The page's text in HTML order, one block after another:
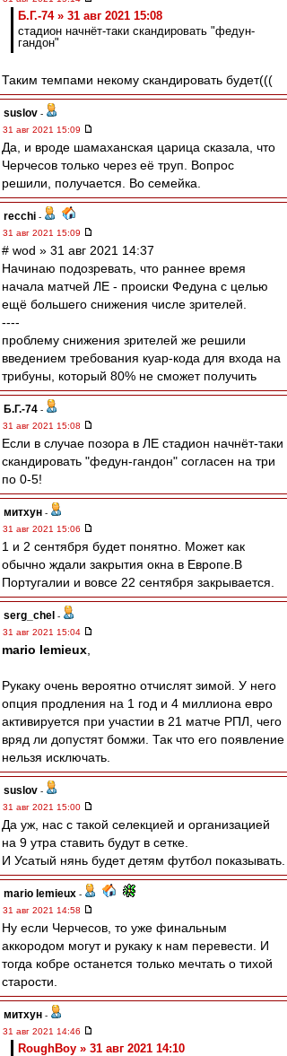
Б.Г.-74 » 31 авг 2021 15:08
стадион начнёт-таки скандировать "федун-
гандон"
Таким темпами некому скандировать будет(((
suslov -
31 авг 2021 15:09
Да, и вроде шамаханская царица сказала, что
Черчесов только через её труп. Вопрос
решили, получается. Во семейка.
recchi -
31 авг 2021 15:09
# wod » 31 авг 2021 14:37
Начинаю подозревать, что раннее время
начала матчей ЛЕ - происки Федуна с целью
ещё большего снижения числе зрителей.
----
проблему снижения зрителей же решили
введением требования куар-кода для входа на
трибуны, который 80% не сможет получить
Б.Г.-74 -
31 авг 2021 15:08
Если в случае позора в ЛЕ стадион начнёт-таки
скандировать "федун-гандон" согласен на три
по 0-5!
митхун -
31 авг 2021 15:06
1 и 2 сентября будет понятно. Может как
обычно ждали закрытия окна в Европе.В
Португалии и вовсе 22 сентября закрывается.
serg_chel -
31 авг 2021 15:04
mario lemieux
Рукаку очень вероятно отчислят зимой. У него
опция продления на 1 год и 4 миллиона евро
активируется при участии в 21 матче РПЛ, чего
вряд ли допустят бомжи. Так что его появление
нельзя исключать.
suslov -
31 авг 2021 15:00
Да уж, нас с такой селекцией и организацией
на 9 утра ставить будут в сетке.
И Усатый нянь будет детям футбол показывать.
mario lemieux -
31 авг 2021 14:58
Ну если Черчесов, то уже финальным
аккородом могут и рукаку к нам перевести. И
тогда кобре останется только мечтать о тихой
старости.
митхун -
31 авг 2021 14:46
RoughBoy » 31 авг 2021 14:10